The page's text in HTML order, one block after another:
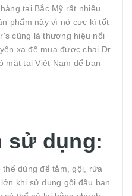
tại Bắc Mỹ rất nhiều
phẩm này vì nó cực kì tốt
cũng là thương hiệu nổi
xa để mua được chai Dr.
mặt tại Việt Nam để bạn
sử dụng:
dùng để tắm, gội, rửa
khi sử dụng gội đầu bạn